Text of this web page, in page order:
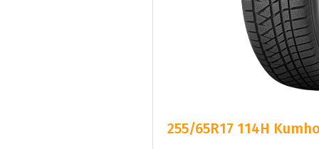
255/65R17 114H